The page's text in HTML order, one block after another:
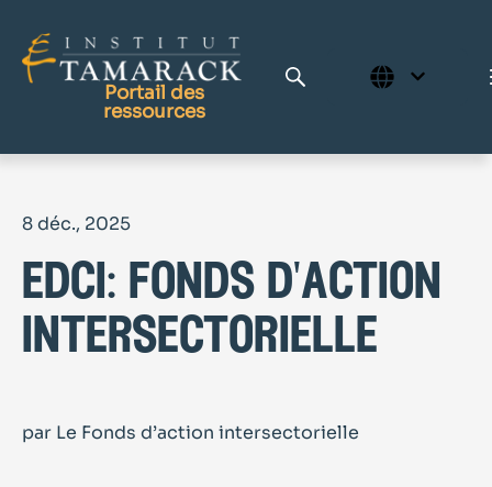
Portail des
ressources
Page d'accueil
Le Centre d'apprentissage
8 déc., 2025
edci: fonds d'action
intersectorielle
par Le Fonds d’action intersectorielle